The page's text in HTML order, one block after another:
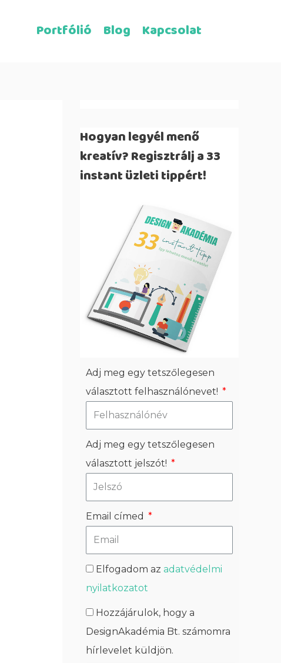
Portfólió Blog Kapcsolat
Hogyan legyél menő
kreatív? Regisztrálj a 33
instant üzleti tippért!
Adj meg egy tetszőlegesen
választott felhasználónevet!
Adj meg egy tetszőlegesen
választott jelszót!
Email címed
Elfogadom az adatvédelmi
nyilatkozatot
Hozzájárulok, hogy a
DesignAkadémia Bt. számomra
hírlevelet küldjön.